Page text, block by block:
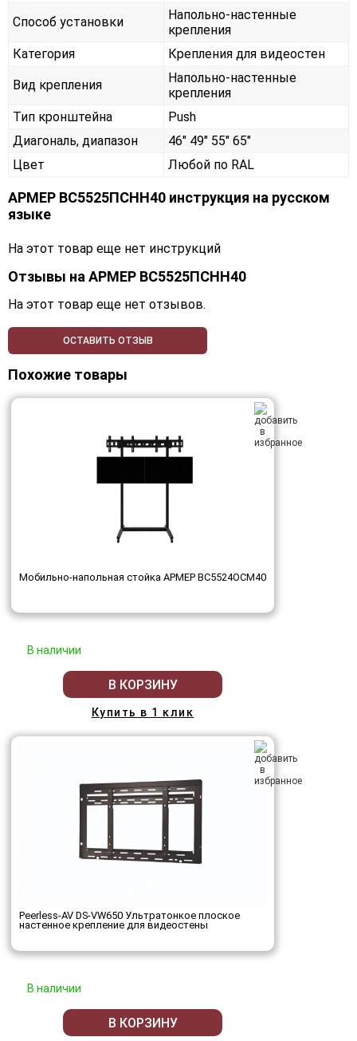
Способ установки
Напольно-настенные
крепления
Категория
Крепления для видеостен
Вид крепления
Напольно-настенные
крепления
Тип кронштейна
Push
Диагональ, диапазон
46" 49" 55" 65"
Цвет
Любой по RAL
АРМЕР ВС5525ПСНН40 инструкция на русском
языке
На этот товар еще нет инструкций
Отзывы наАРМЕР ВС5525ПСНН40
На этот товар еще нет отзывов.
ОСТАВИТЬ ОТЗЫВ
Похожие товары
Мобильно-напольная стойка АРМЕР ВС5524ОСМ40
В наличии
В КОРЗИНУ
Купить в 1 клик
Peerless-AV DS-VW650 Ультратонкое плоское
настенное крепление для видеостены
В наличии
В КОРЗИНУ